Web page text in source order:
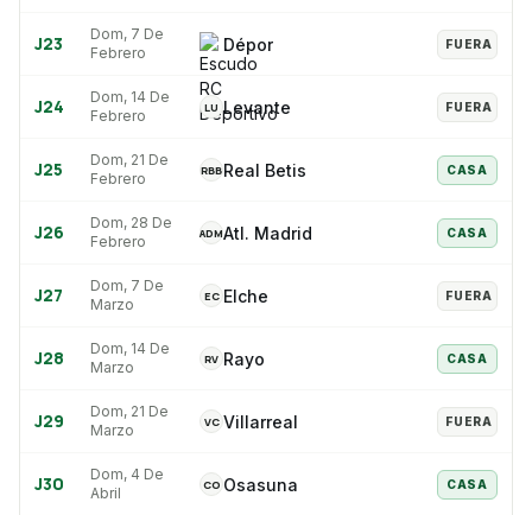
J23
Dom, 7 De
Febrero
Dépor FUERA
J24
Dom, 14 De
Febrero
LU Levante FUERA
J25
Dom, 21 De
Febrero
RBBReal Betis CASA
J26
Dom, 28 De
Febrero
ADMAtl. Madrid CASA
J27
Dom, 7 De
Marzo
EC Elche FUERA
J28
Dom, 14 De
Marzo
RV Rayo CASA
J29
Dom, 21 De
Marzo
VC Villarreal FUERA
J30
Dom, 4 De
Abril
CO Osasuna CASA